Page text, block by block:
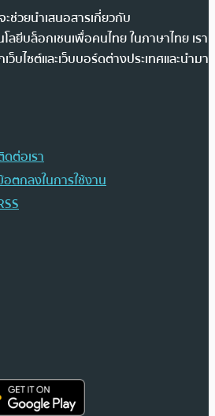
ช่วยนำเสนอสารเกี่ยวกับ
ลยีบล็อกเชนเพื่อคนไทย ในภาษาไทย เรา
บไซต์และเว็บบอร์ดต่างประเทศและนำมา
ดต่อเรา
อตกลงในการใช้งาน